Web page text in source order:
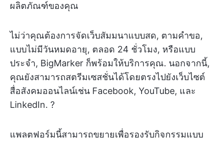
ผลิตภัณฑ์ของคุณ
ไม่ว่าคุณต้องการจัดเว็บสัมมนาแบบสด, ตามคำขอ,
แบบไม่มีวันหมดอายุ, ตลอด 24 ชั่วโมง, หรือแบบ
ประจำ, BigMarker ก็พร้อมให้บริการคุณ. นอกจากนี้,
คุณยังสามารถสตรีมเซสชั่นได้โดยตรงไปยังเว็บไซต์
สื่อสังคมออนไลน์เช่น Facebook, YouTube, และ
LinkedIn. ?
แพลตฟอร์มนี้สามารถขยายเพื่อรองรับกิจกรรมแบบ